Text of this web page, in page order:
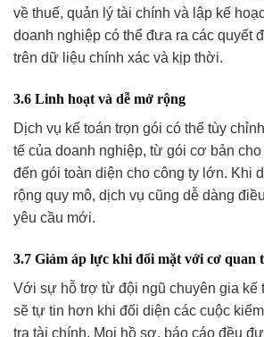
về thuế, quản lý tài chính và lập kế
doanh nghiệp có thể đưa ra các quyết
trên dữ liệu chính xác và kịp thời.
3.6 Linh hoạt và dễ mở rộng
Dịch vụ kế toán trọn gói có thể tùy
tế của doanh nghiệp, từ gói cơ bản
đến gói toàn diện cho công ty lớn. Khi
rộng quy mô, dịch vụ cũng dễ dàng
yêu cầu mới.
3.7 Giảm áp lực khi đối mặt với cơ quan
Với sự hỗ trợ từ đội ngũ chuyên gia kế
sẽ tự tin hơn khi đối diện các cuộc
tra tài chính. Mọi hồ sơ, báo cáo đều